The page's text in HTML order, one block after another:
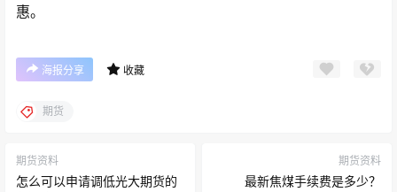
惠。
海报分享 收藏
期货
期货资料
怎么可以申请调低光大期货的
期货资料
最新焦煤手续费是多少？